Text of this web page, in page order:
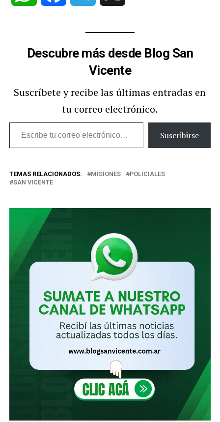
Descubre más desde Blog San
Vicente
Suscríbete y recibe las últimas entradas en
tu correo electrónico.
Escribe
tu
electrónico…
Suscribirse
TEMAS RELACIONADOS: MISIONES
POLICIALES
SAN VICENTE